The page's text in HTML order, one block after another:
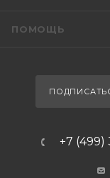
ПОМОЩЬ
+7 (499)